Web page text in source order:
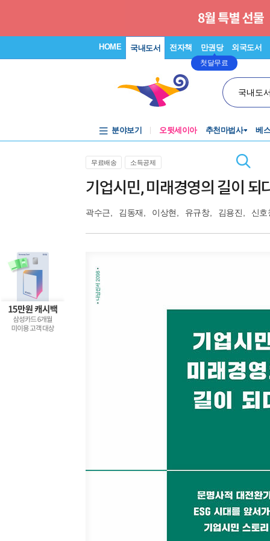
HOME 국내도서 전자책 만권당
첫달무료
외국도서
국내도
분야보기 오뒷세이아 추천마법사 베
무료배송 소득공제
기업시민, 미래경영의 길이 되
곽수근 김동재 이상현 유규창, 김용진 신호